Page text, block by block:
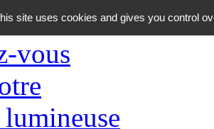
08 59
vous
site uses cookies and gives you control